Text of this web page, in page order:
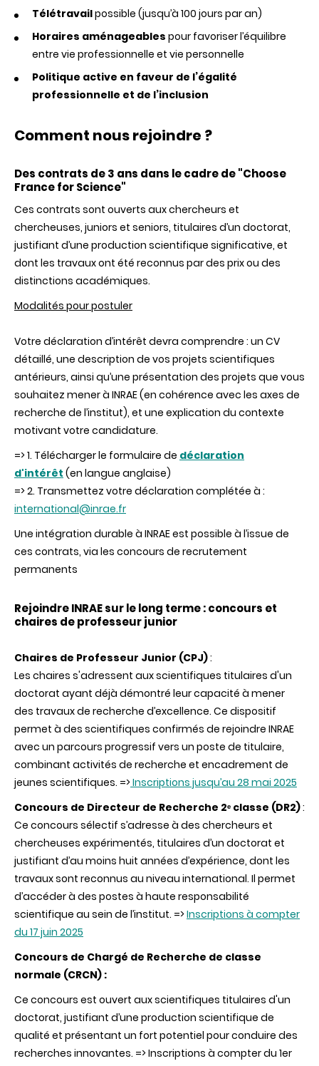
Télétravailpossible (jusqu’à 100 jours par an)
Horaires aménageables pour favoriser l’équilibre
entre vie professionnelle et vie personnelle
Politique active en faveur de l’égalité
professionnelle et de l’inclusion
Comment nous rejoindre ?
Des contrats de 3 ans dans le cadre de "Choose
France for Science"
Ces contrats sont ouverts aux chercheurs et
chercheuses, juniors et seniors, titulaires d’un doctorat,
justifiant d’une production scientifique significative, et
dont les travaux ont été reconnus par des prix ou des
distinctions académiques.
Modalités pour postuler
Votre déclaration d’intérêt devra comprendre : un CV
détaillé, une description de vos projets scientifiques
antérieurs, ainsi qu’une présentation des projets que vous
souhaitez mener à INRAE (en cohérence avec les axes de
recherche de l’institut), et une explication du contexte
motivant votre candidature.
=> 1. Télécharger le formulaire de déclaration
d'intérêt (en langue anglaise)
=> 2. Transmettez votre déclaration complétée à :
international@inrae.fr
Une intégration durable à INRAE est possible à l’issue de
ces contrats, via les concours de recrutement
permanents
Rejoindre INRAE sur le long terme : concours et
chaires de professeur junior
Chaires de Professeur Junior (CPJ):
Les chaires s'adressent aux scientifiques titulaires d'un
doctorat ayant déjà démontré leur capacité à mener
des travaux de recherche d’excellence. Ce dispositif
permet à des scientifiques confirmés de rejoindre INRAE
avec un parcours progressif vers un poste de titulaire,
combinant activités de recherche et encadrement de
jeunes scientifiques. =>Inscriptions jusqu’au 28 mai 2025
Concours de Directeur de Recherche 2ᵉ classe (DR2):
Ce concours sélectif s’adresse à des chercheurs et
chercheuses expérimentés, titulaires d’un doctorat et
justifiant d’au moins huit années d’expérience, dont les
travaux sont reconnus au niveau international. Il permet
d’accéder à des postes à haute responsabilité
scientifique au sein de l’institut. =>Inscriptions à compter
du 17 juin 2025
Concours de Chargé de Recherche de classe
normale (CRCN) :
Ce concours est ouvert aux scientifiques titulaires d'un
doctorat, justifiant d’une production scientifique de
qualité et présentant un fort potentiel pour conduire des
recherches innovantes. => Inscriptions à compter du 1er